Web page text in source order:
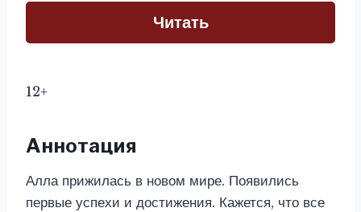
Читать
12+
Аннотация
Алла прижилась в новом мире. Появились
первые успехи и достижения. Кажется, что все